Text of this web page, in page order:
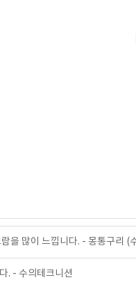
을 많이 느낍니다. - 몽통구리 (
. - 수의테크니션